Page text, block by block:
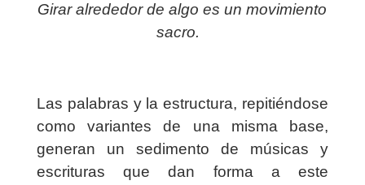
Girar alrededor de algo es un movimiento
sacro.
Las palabras y la estructura, repitiéndose
como variantes de una misma base,
generan un sedimento de músicas y
escrituras que dan forma a este